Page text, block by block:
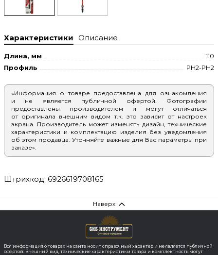
Штрихкод: 6926619708165
Характеристики Описание
Длина, мм
110
Профиль
PH2-PH2
«Информация о товаре предоставлена для ознакомления
и не является публичной офертой. Фотографии
предоставлены производителем и могут отличаться
от оригинала внешним видом т.к. это зависит от настроек
экрана. Производитель может изменять дизайн, технические
характеристики и комплектацию изделия без уведомления
об этом продавца. Уточняйте важные для Вас параметры при
заказе».
Наверх
Вся информация о товарах на сайте носит справочный характер и не является публичной
офертой. Внешний вид, технические характеристики товара и комплектность могут